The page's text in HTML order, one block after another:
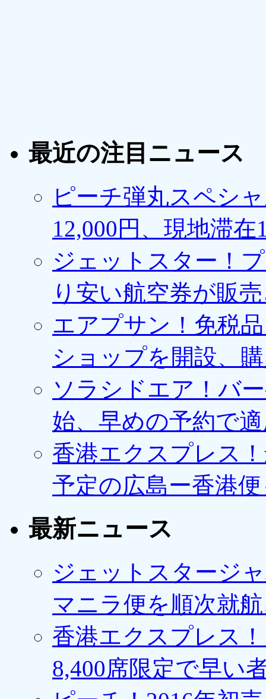
最近の注目ニュース
ピーチ弾丸スペシ
12,000円、現地滞
ジェットスター！
り安い航空券が販
エアプサン！免税
ショップを開設、
ソラシドエア！バ
始、早めの予約で
香港エクスプレス
予定の広島ー香港
最新ニュース
ジェットスタージ
マニラ便を順次就
香港エクスプレス
8,400席限定で早い